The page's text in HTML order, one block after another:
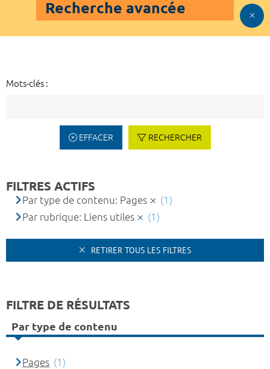
Recherche avancée
Mots-clés :
EFFACER RECHERCHER
FILTRES ACTIFS
Par type de contenu: Pages
(1)
Par rubrique: Liens utiles
(1)
RETIRER TOUS LES FILTRES
FILTRE DE RÉSULTATS
Par type de contenu
Pages (1)